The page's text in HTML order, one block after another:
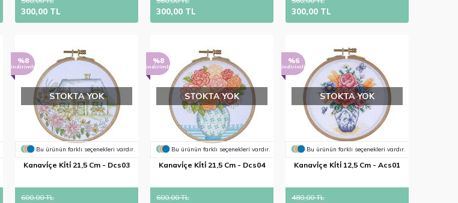
300,00 TL 300,00 TL 300,00 TL
%8
indirimli
STOKTA YOK
Bu ürünün farklı seçenekleri vardır.
Kanavi̇çe Ki̇ti̇ 21,5 Cm - Dcs03
600,00 TL
%8
indirimli
STOKTA YOK
Bu ürünün farklı seçenekleri vardır.
Kanavi̇çe Ki̇ti̇ 21,5 Cm - Dcs04
600,00 TL
%6
indirimli
STOKTA YOK
Bu ürünün farklı seçenekleri vardır.
Kanavi̇çe Ki̇ti̇ 12,5 Cm - Acs01
480,00 TL